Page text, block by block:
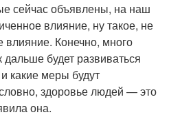
сейчас объявлены, на наш
влияние, ну такое, не
Конечно, много
дальше будет развиваться
какие меры будут
здоровье людей — это
она.